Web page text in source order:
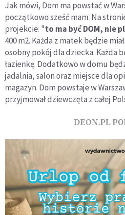
Jak mówi, Dom ma powstać w
początkowo sześć mam. Na
projekcie: "to ma być DOM, nie
400 m2. Każda z matek będzie
osobny pokój dla dziecka. Każda
łazienkę. Dodatkowo w domu
jadalnia, salon oraz miejsce dla
magazyn. Dom powstaje w
przyjmował dziewczęta z całej
DEON.PL